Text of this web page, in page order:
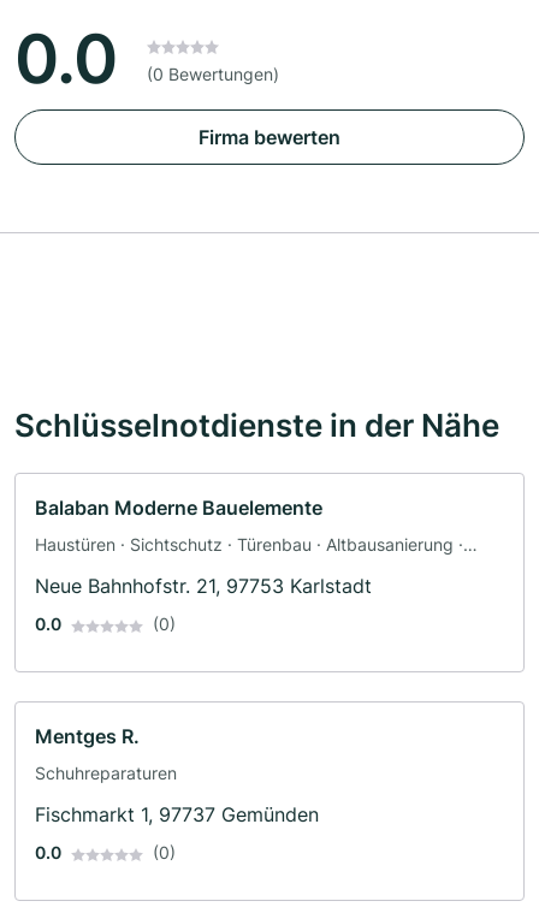
0.0 (0 Bewertungen)
Firma bewerten
Schlüsselnotdienste in der Nähe
Balaban Moderne Bauelemente
Haustüren · Sichtschutz · Türenbau · Altbausanierung ·
Innenausbau · Bauträger · Hausverwaltung · Baustoffhandel
· Baumarkt · Bauplanung · Bauunternehmen ·
Neue Bahnhofstr. 21, 97753 Karlstadt
0.0 (0)
Mentges R.
Schuhreparaturen
Fischmarkt 1, 97737 Gemünden
0.0 (0)